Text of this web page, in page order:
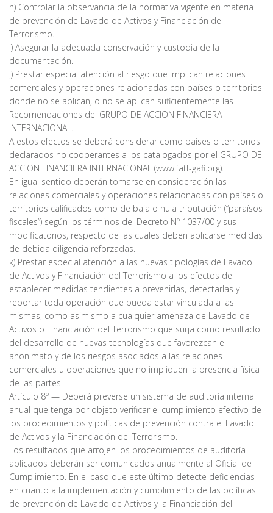
h) Controlar la observancia de la normativa vigente en materia
de prevención de Lavado de Activos y Financiación del
Terrorismo.
i) Asegurar la adecuada conservación y custodia de la
documentación.
j) Prestar especial atención al riesgo que implican relaciones
comerciales y operaciones relacionadas con países o territorios
donde no se aplican, o no se aplican suficientemente las
Recomendaciones del GRUPO DE ACCION FINANCIERA
INTERNACIONAL.
A estos efectos se deberá considerar como países o territorios
declarados no cooperantes a los catalogados por el GRUPO DE
ACCION FINANCIERA INTERNACIONAL (www.fatf-gafi.org).
En igual sentido deberán tomarse en consideración las
relaciones comerciales y operaciones relacionadas con países o
territorios calificados como de baja o nula tributación (“paraísos
fiscales”) según los términos del Decreto Nº 1037/00 y sus
modificatorios, respecto de las cuales deben aplicarse medidas
de debida diligencia reforzadas.
k) Prestar especial atención a las nuevas tipologías de Lavado
de Activos y Financiación del Terrorismo a los efectos de
establecer medidas tendientes a prevenirlas, detectarlas y
reportar toda operación que pueda estar vinculada a las
mismas, como asimismo a cualquier amenaza de Lavado de
Activos o Financiación del Terrorismo que surja como resultado
del desarrollo de nuevas tecnologías que favorezcan el
anonimato y de los riesgos asociados a las relaciones
comerciales u operaciones que no impliquen la presencia física
de las partes.
Artículo 8º — Deberá preverse un sistema de auditoría interna
anual que tenga por objeto verificar el cumplimiento efectivo de
los procedimientos y políticas de prevención contra el Lavado
de Activos y la Financiación del Terrorismo.
Los resultados que arrojen los procedimientos de auditoría
aplicados deberán ser comunicados anualmente al Oficial de
Cumplimiento. En el caso que este último detecte deficiencias
en cuanto a la implementación y cumplimiento de las políticas
de prevención de Lavado de Activos y la Financiación del